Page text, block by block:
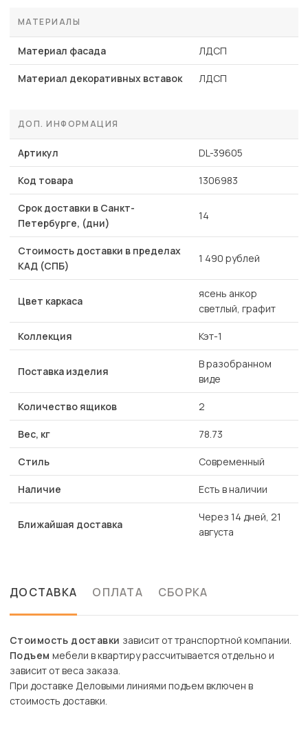
МАТЕРИАЛЫ
Материал фасада ЛДСП
Материал декоративных вставок ЛДСП
ДОП. ИНФОРМАЦИЯ
Артикул DL-39605
Код товара 1306983
Срок доставки в Санкт-
Петербурге, (дни)
14
Стоимость доставки в пределах
КАД (СПБ)
1 490 рублей
Цвет каркаса
ясень анкор
светлый, графит
Коллекция Кэт-1
Поставка изделия
В разобранном
виде
Количество ящиков 2
Вес, кг 78.73
Стиль Современный
Наличие Есть в наличии
Ближайшая доставка
Через 14 дней, 21
августа
ДОСТАВКА ОПЛАТА СБОРКА
Стоимость доставки зависит от транспортной компании.
Подъем мебели в квартиру рассчитывается отдельно и
зависит от веса заказа.
При доставке Деловыми линиями подъем включен в
стоимость доставки.